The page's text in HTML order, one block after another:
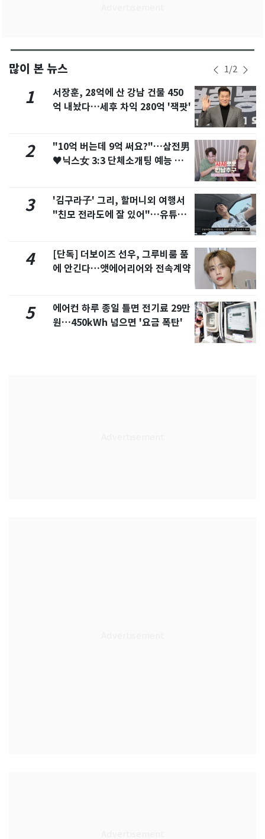
많이 본 뉴스 1/2
1
서장훈, 28억에 산 강남 건물 450
억 내놨다…세후 차익 280억 '잭팟'
2
"10억 버는데 9억 써요?"…삼전男
♥닉스女 3:3 단체소개팅 예능 화
3
'김구라子' 그리, 할머니외 여행서
"친모 전라도에 잘 있어"…유튜브
4
[단독] 더보이즈 선우, 그루비룸 품
에 안긴다…앳에어리어와 전속계약
5
에어컨 하루 종일 틀면 전기료 29만
원…450kWh 넘으면 '요금 폭탄'